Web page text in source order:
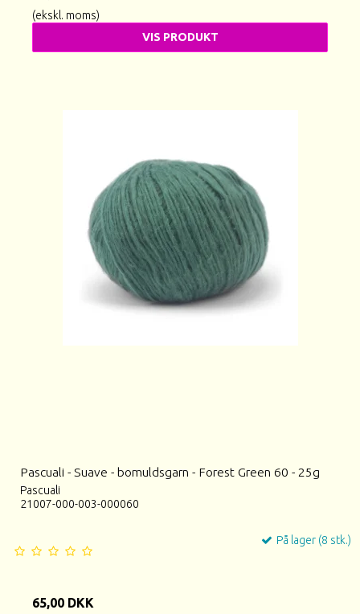
(ekskl. moms)
VIS PRODUKT
Pascuali - Suave - bomuldsgarn - Forest Green 60 - 25g
Pascuali
21007-000-003-000060
På lager (8 stk.)
65,00 DKK